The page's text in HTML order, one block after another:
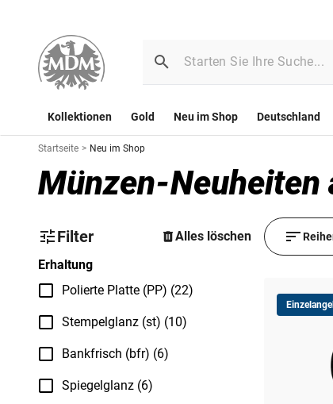
Kollektionen Gold Neu im Shop Deutschland
Startseite > Neu im Shop
Münzen-Neuheiten
Filter
Alles löschen
Erhaltung
Polierte Platte (PP) (22)
Stempelglanz (st) (10)
Bankfrisch (bfr) (6)
Spiegelglanz (6)